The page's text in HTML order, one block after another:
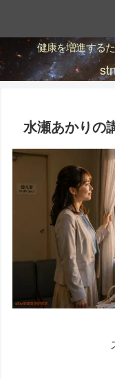
健康を増進する
水瀬あかりの